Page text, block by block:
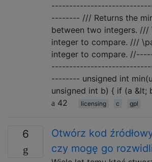
-------- /// Returns the
between two integers. ///
integer to compare. ///
integer to compare.
-------- unsigned int
unsigned int b) { if (a &lt;
42
licensing c gpl
6
Otwórz kod
czy mogę go